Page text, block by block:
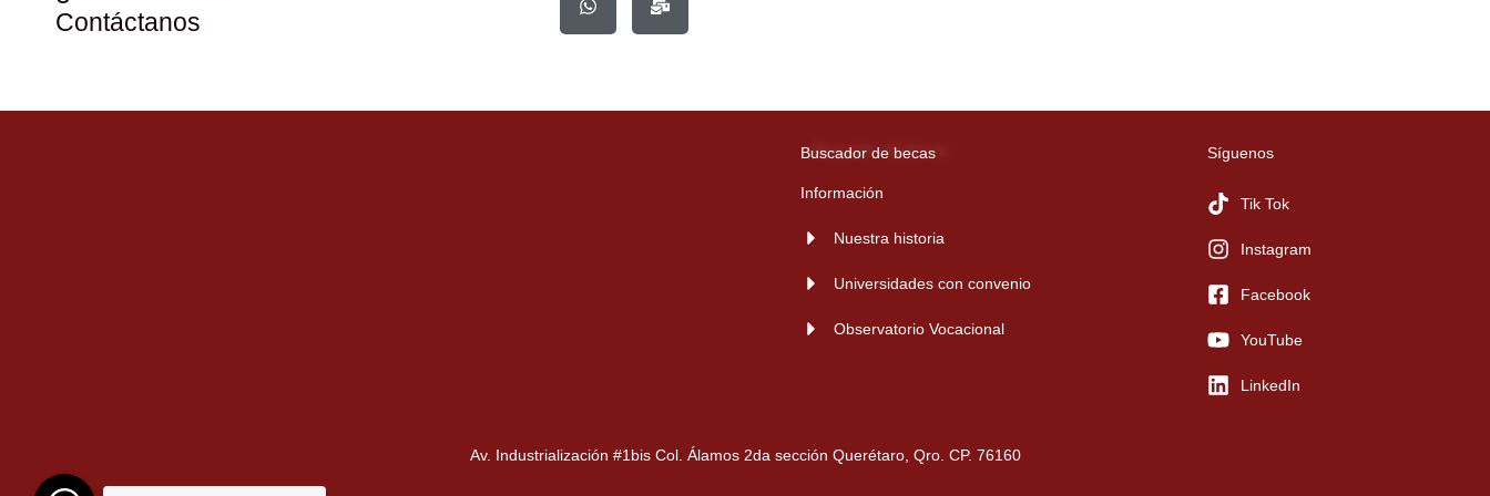
Contáctanos
s
a
-
b
Buscador de becas
Información
Nuestra historia
Universidades con convenio
Observatorio Vocacional
Síguenos
Tik Tok
Instagram
Facebook
YouTube
LinkedIn
Av. Industrialización #1bis Col. Álamos 2da sección Querétaro, Qro. CP. 76160